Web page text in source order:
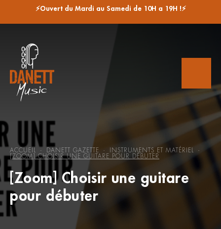
⚡Ouvert du Mardi au Samedi de 10H a 19H !⚡
ACCUEIL - DANETT GAZETTE - INSTRUMENTS ET MATÉRIEL -
[ZOOM] CHOISIR UNE GUITARE POUR DÉBUTER
[Zoom] Choisir une guitare
pour débuter